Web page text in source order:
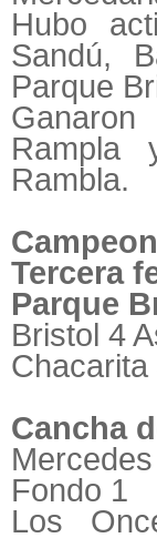
Hubo
Sandú,
Parque
Rambla.
Tercera
Parque
Bristol 4
Cancha
Fondo 1
Los